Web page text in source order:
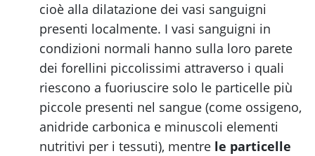
cioè alla dilatazione dei vasi sanguigni
presenti localmente. I vasi sanguigni in
condizioni normali hanno sulla loro parete
dei forellini piccolissimi attraverso i quali
riescono a fuoriuscire solo le particelle più
piccole presenti nel sangue (come ossigeno,
anidride carbonica e minuscoli elementi
nutritivi per i tessuti), mentre le particelle